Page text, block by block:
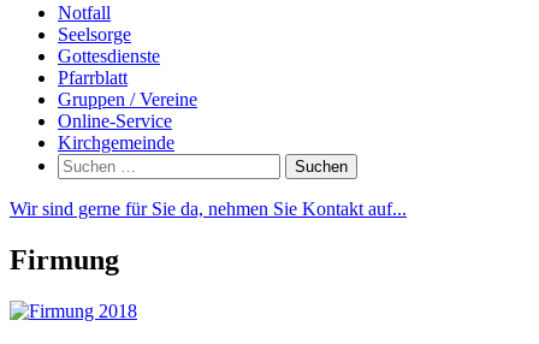
Notfall
Seelsorge
Gottesdienste
Pfarrblatt
Gruppen / Vereine
Online-Service
Kirchgemeinde
Suchen
nach:
Wir sind gerne für Sie da, nehmen Sie Kontakt auf...
Firmung